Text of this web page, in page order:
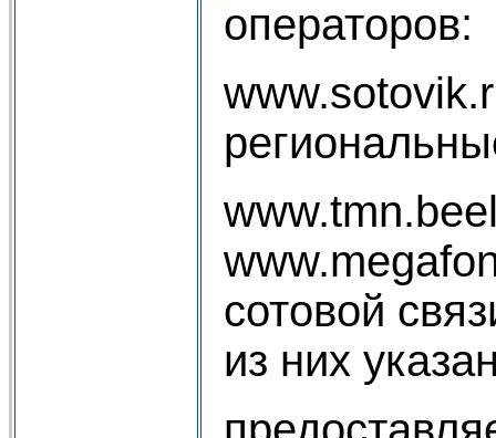
операторов:
сотовой
из них